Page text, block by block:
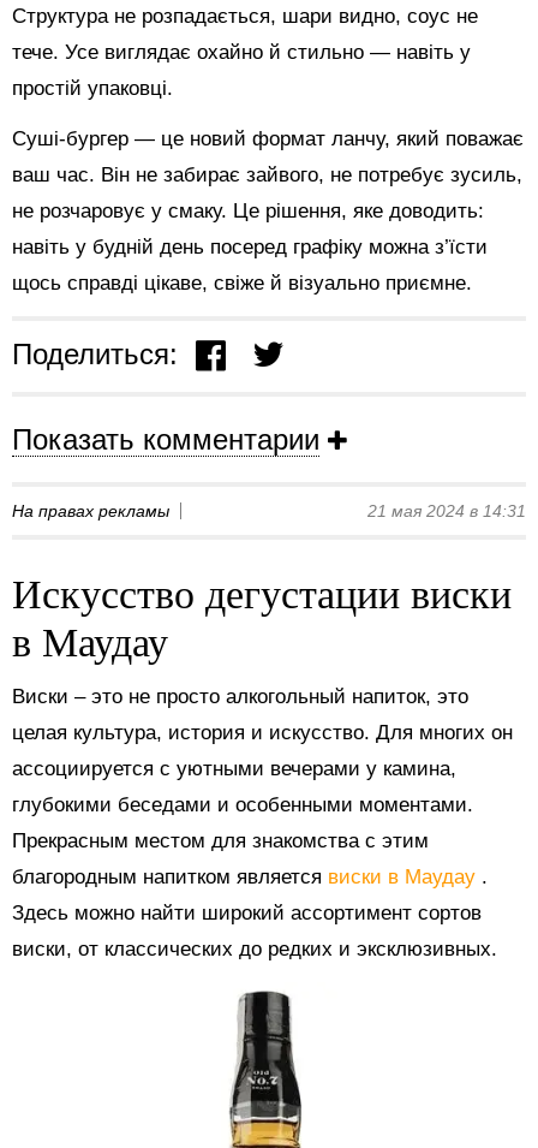
Структура не розпадається, шари видно, соус не
тече. Усе виглядає охайно й стильно — навіть у
простій упаковці.
Суші-бургер — це новий формат ланчу, який поважає
ваш час. Він не забирає зайвого, не потребує зусиль,
не розчаровує у смаку. Це рішення, яке доводить:
навіть у будній день посеред графіку можна з’їсти
щось справді цікаве, свіже й візуально приємне.
Поделиться:
Показать комментарии
На правах рекламы 21 мая 2024 в 14:31
Искусство дегустации виски
в Маудау
Виски – это не просто алкогольный напиток, это
целая культура, история и искусство. Для многих он
ассоциируется с уютными вечерами у камина,
глубокими беседами и особенными моментами.
Прекрасным местом для знакомства с этим
благородным напитком является виски в Маудау .
Здесь можно найти широкий ассортимент сортов
виски, от классических до редких и эксклюзивных.